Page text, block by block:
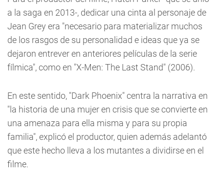
a la saga en 2013-, dedicar una cinta al personaje de
Jean Grey era "necesario para materializar muchos
de los rasgos de su personalidad e ideas que ya se
dejaron entrever en anteriores películas de la serie
fílmica", como en "X-Men: The Last Stand" (2006).
En este sentido, "Dark Phoenix" centra la narrativa en
"la historia de una mujer en crisis que se convierte en
una amenaza para ella misma y para su propia
familia", explicó el productor, quien además adelantó
que este hecho lleva a los mutantes a dividirse en el
filme.